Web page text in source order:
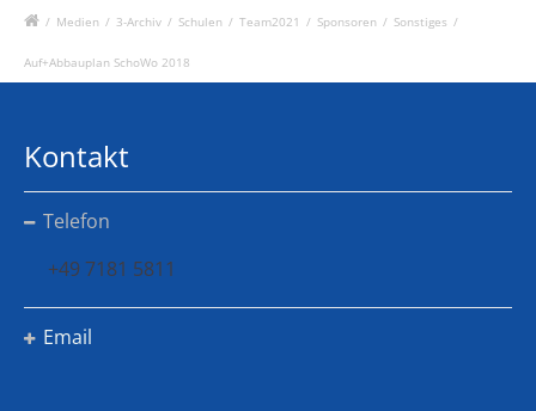
/ Medien / 3-Archiv / Schulen / Team2021 / Sponsoren / Sonstiges /
Auf+Abbauplan SchoWo 2018
Kontakt
Telefon
+49 7181 5811
Email